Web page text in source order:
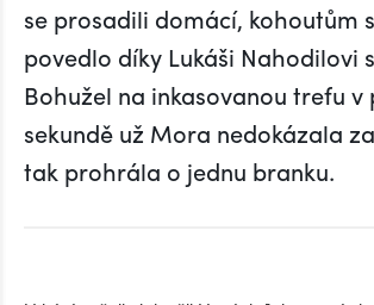
se prosadili domácí, kohoutům
povedlo díky Lukáši Nahodilovi
Bohužel na inkasovanou trefu v
sekundě už Mora nedokázala
tak prohrála o jednu branku.